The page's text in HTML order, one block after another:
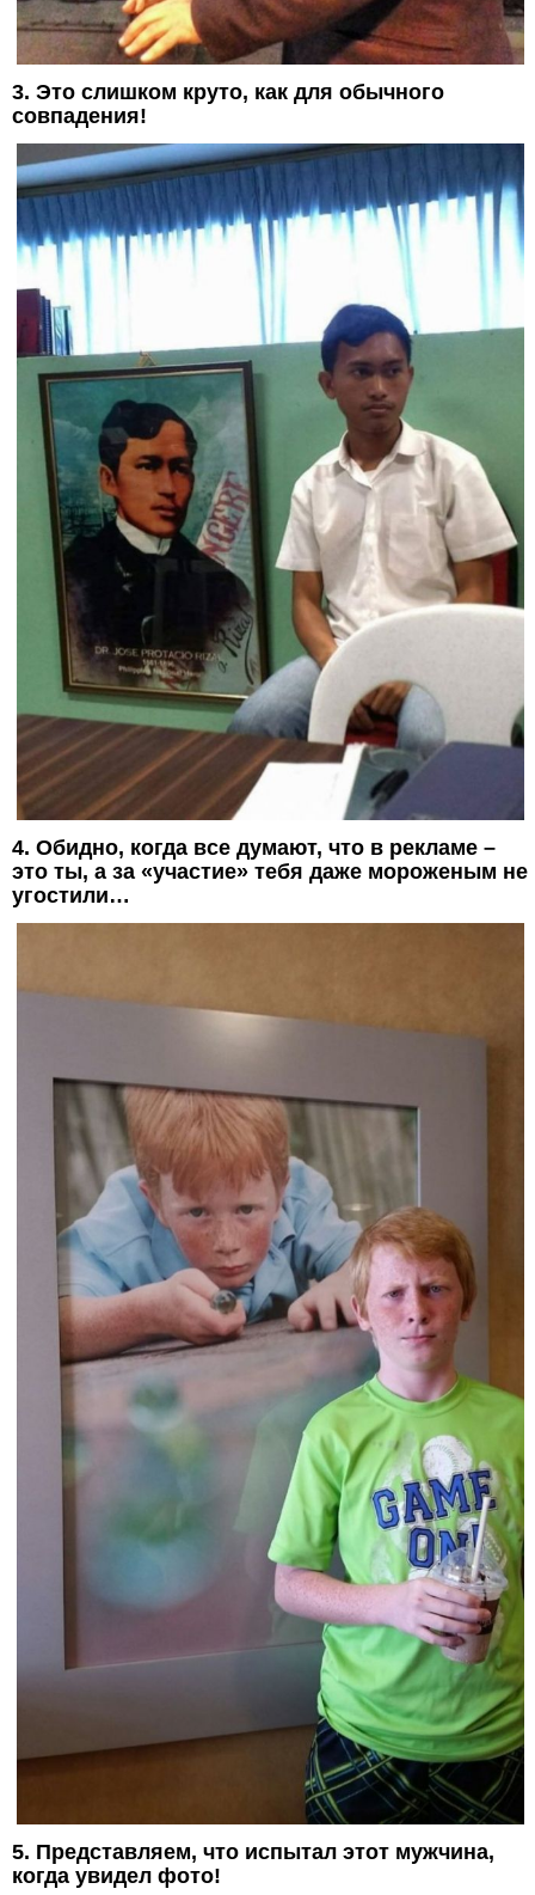
3. Это слишком круто, как для обычного
совпадения!
4. Обидно, когда все думают, что в рекламе –
это ты, а за «участие» тебя даже мороженым не
угостили…
5. Представляем, что испытал этот мужчина,
когда увидел фото!